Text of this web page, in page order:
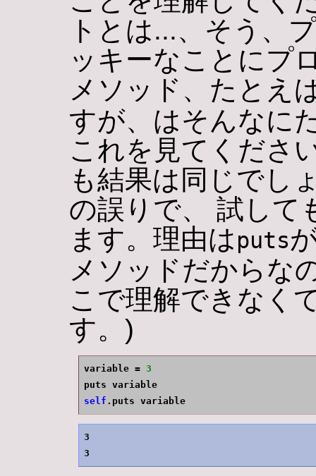
トとは...、そう、
ッキーなことにプ
メソッド、たとえ
すが、はそんなに
これを見てくださ
も結果は同じでし
の誤りで、 試して
ます。理由はputs
メソッドだからな
こで理解できなく
す。)
variable = 3
puts variable
self .puts variable
3